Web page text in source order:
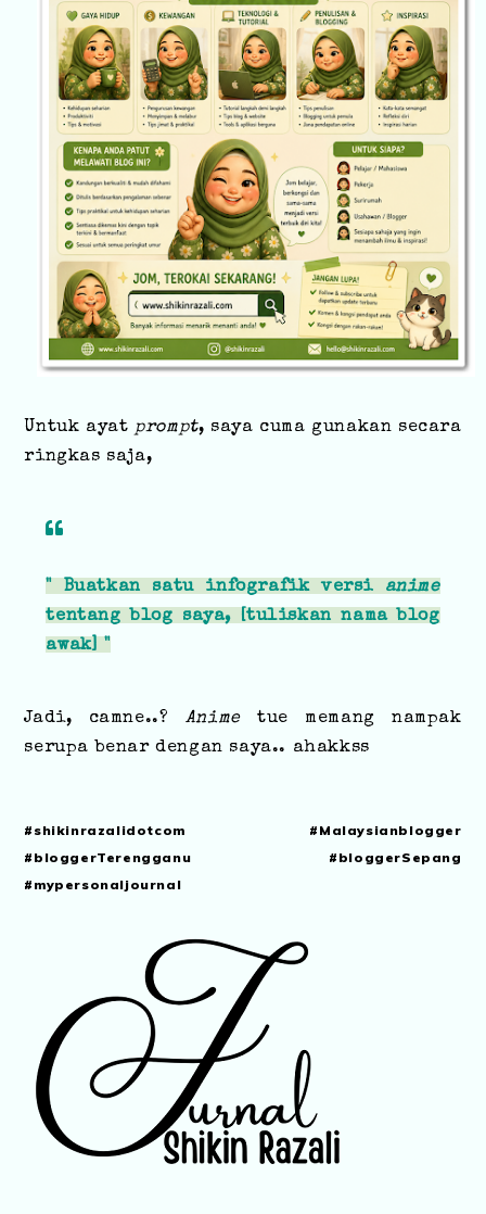
Untuk ayat prompt, saya cuma gunakan secara
ringkas saja,
" Buatkan satu infografik versi anime
tentang blog saya, [tuliskan nama blog
awak] "
Jadi, camne..? Animetue memang nampak
serupa benar dengan saya.. ahakkss
#shikinrazalidotcom #Malaysianblogger
#bloggerTerengganu #bloggerSepang
#mypersonaljournal